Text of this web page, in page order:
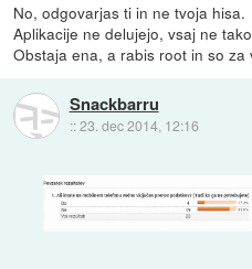
No, odgovarjas ti in ne tvoja hisa.
Aplikacije ne delujejo, vsaj ne
Obstaja ena, a rabis root in so
Snackbarru
::23. dec 2014, 12:16